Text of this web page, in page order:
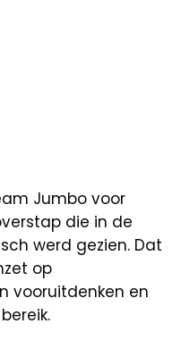
Jumbo voor
die in de
werd gezien. Dat
op
vooruitdenken en